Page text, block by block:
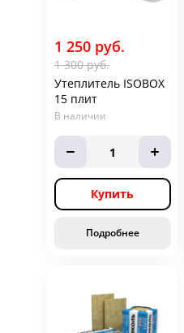
1 250 руб.
1 300 руб.
Утеплитель ISOBOX
15 плит
В наличии
1
Купить
Подробнее